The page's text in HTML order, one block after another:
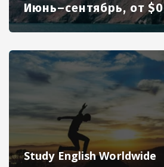
Июнь–сентябрь, от $0
Study English Worldwide